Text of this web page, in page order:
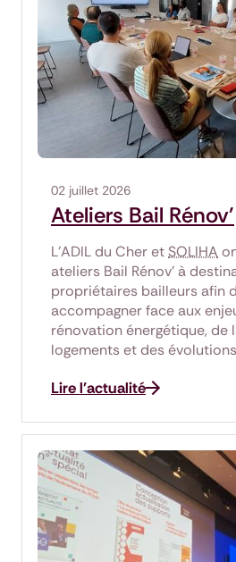
Ateliers Bail Rénov'
02 juillet 2026
L'ADIL du Cher etSOLIHA
ateliers Bail Rénov' à
propriétaires bailleurs afin
accompagner face aux
rénovation énergétique, de
logements et des
Lire l'actualité